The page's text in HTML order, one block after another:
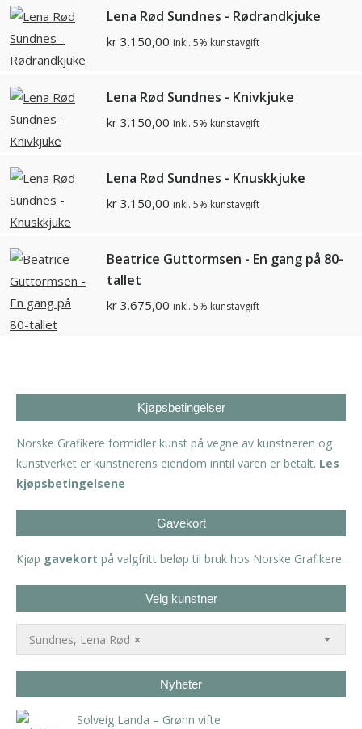
Lena Rød Sundnes - Rødrandkjuke
kr 3.150,00 inkl. 5% kunstavgift
Lena Rød Sundnes - Knivkjuke
kr 3.150,00 inkl. 5% kunstavgift
Lena Rød Sundnes - Knuskkjuke
kr 3.150,00 inkl. 5% kunstavgift
Beatrice Guttormsen - En gang på 80-
tallet
kr 3.675,00 inkl. 5% kunstavgift
Kjøpsbetingelser
Norske Grafikere formidler kunst på vegne av kunstneren og
kunstverket er kunstnerens eiendom inntil varen er betalt. Les
kjøpsbetingelsene
Gavekort
Kjøp gavekort på valgfritt beløp til bruk hos Norske Grafikere.
Velg kunstner
×
Sundnes, Lena Rød
Nyheter
Solveig Landa – Grønn vifte